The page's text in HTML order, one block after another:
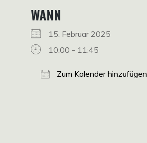
WANN
15. Februar 2025
10:00 - 11:45
Zum Kalender hinzufügen